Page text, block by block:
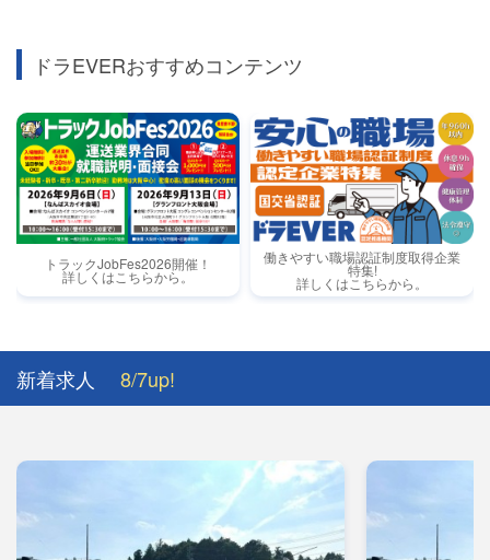
ドラEVERおすすめコンテンツ
トラックJobFes2026開催！
詳しくはこちらから。
働きやすい職場認証制度取得企業
特集!
詳しくはこちらから。
新着求人 8/7up!